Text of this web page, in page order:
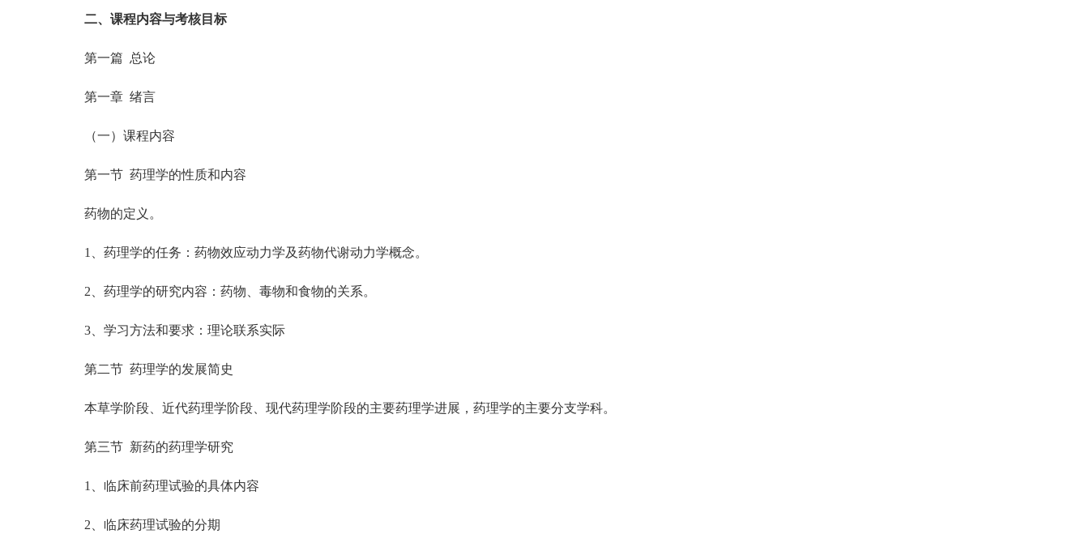
二、课程内容与考核目标
第一篇 总论
第一章 绪言
（一）课程内容
第一节 药理学的性质和内容
药物的定义。
1、药理学的任务：药物效应动力学及药物代谢动力学概念。
2、药理学的研究内容：药物、毒物和食物的关系。
3、学习方法和要求：理论联系实际
第二节 药理学的发展简史
本草学阶段、近代药理学阶段、现代药理学阶段的主要药理学进展，药理学的主要分支学科。
第三节 新药的药理学研究
1、临床前药理试验的具体内容
2、临床药理试验的分期